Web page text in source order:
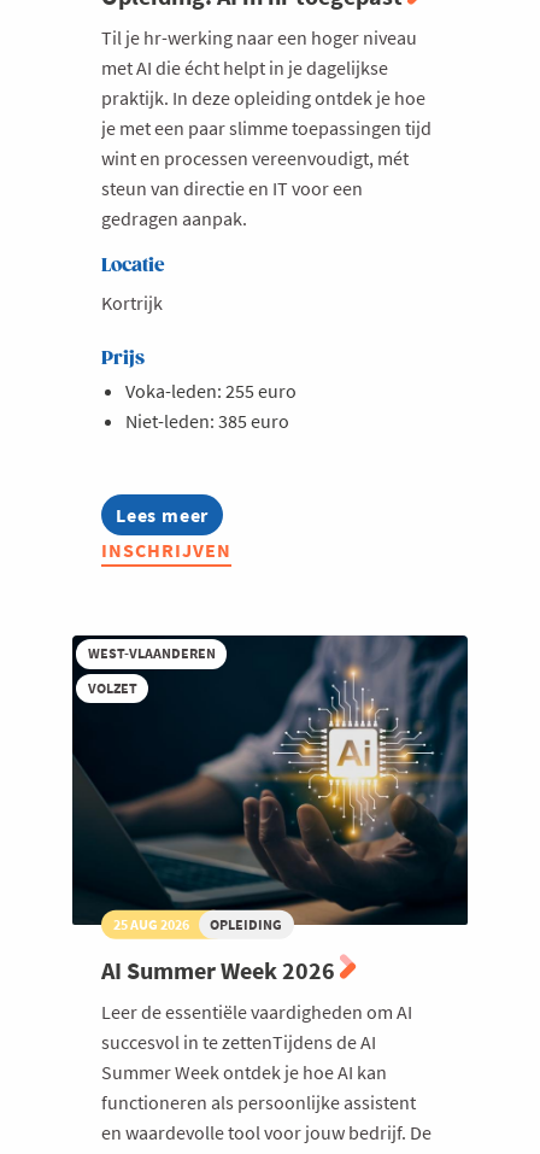
Til je hr-werking naar een hoger niveau
met AI die écht helpt in je dagelijkse
praktijk. In deze opleiding ontdek je hoe
je met een paar slimme toepassingen tijd
wint en processen vereenvoudigt, mét
steun van directie en IT voor een
gedragen aanpak.
Locatie
Kortrijk
Prijs
Voka-leden: 255 euro
Niet-leden: 385 euro
Lees meer
about
Opleiding:
AI
INSCHRIJVEN
WEST-VLAANDEREN
VOLZET
25 AUG 2026 OPLEIDING
AI Summer Week 2026
Leer de essentiële vaardigheden om AI
succesvol in te zettenTijdens de AI
Summer Week ontdek je hoe AI kan
functioneren als persoonlijke assistent
en waardevolle tool voor jouw bedrijf. De
Milieu
Mobiliteit
Netwerking
Onderwijs
Opvolging en Overname
Ruimtelijke ordening en Infrastructuur
Strategie
Supply Chain
Welzijn en gezondheidszorg